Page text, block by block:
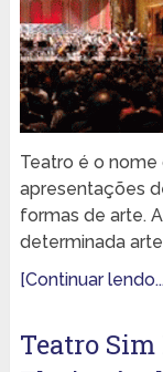
Teatro é o
apresentações
formas de arte.
determinada
[Continuar
Teatro Sim